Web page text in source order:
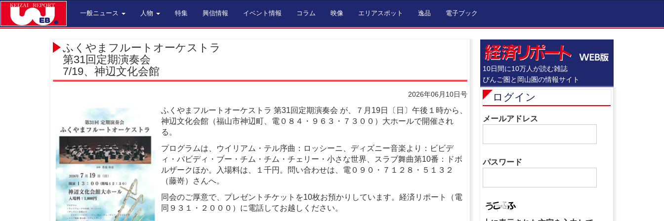
一般ニュース 人物 特集 興信情報 イベント情報 コラム 映像 エリアスポット 逸品 電子ブック
ふくやまフルートオーケストラ
第31回定期演奏会
7/19、神辺文化会館
2026年06月10日号
ふくやまフルートオーケストラ 第31回定期演奏会 が、７月19日〔日〕午後１時から、
神辺文化会館（福山市神辺町、電０８４・９６３・７３００）大ホールで開催され
る。
プログラムは、ウイリアム・テル序曲：ロッシーニ、ディズニー音楽より：ビビデ
ィ・バビディ・ブー・チム・チム・チェリー・小さな世界、スラブ舞曲第10番：ドボ
ルザークほか。入場料は、１千円。問い合わせは、電０９０・７１２８・５１３２
（藤嵜）さんへ。
同会のご厚意で、プレゼントチケットを10枚お預かりしています。経済リポート（電
同９３１・２０００）に電話してお越しください。
10日間に10万人が読む雑誌
びんご圏と岡山圏の情報サイト
ログイン
メールアドレス
パスワード